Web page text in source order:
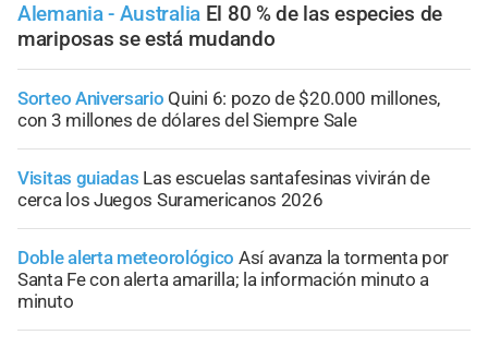
Alemania - Australia El 80 % de las especies de
mariposas se está mudando
Sorteo Aniversario Quini 6: pozo de $20.000 millones,
con 3 millones de dólares del Siempre Sale
Visitas guiadas Las escuelas santafesinas vivirán de
cerca los Juegos Suramericanos 2026
Doble alerta meteorológico Así avanza la tormenta por
Santa Fe con alerta amarilla; la información minuto a
minuto